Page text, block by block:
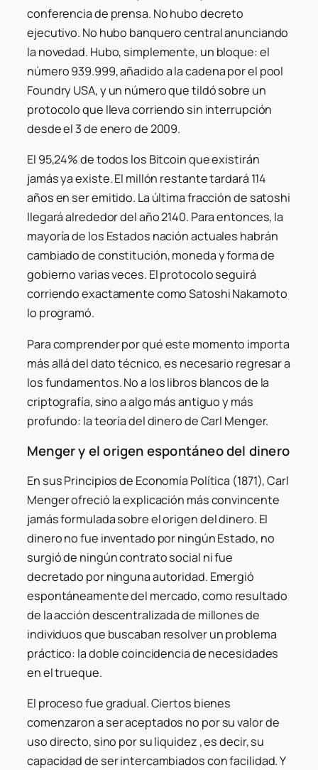
conferencia de prensa. No hubo decreto
ejecutivo. No hubo banquero central anunciando
la novedad. Hubo, simplemente, un bloque: el
número 939.999, añadido a la cadena por el pool
Foundry USA, y un número que tildó sobre un
protocolo que lleva corriendo sin interrupción
desde el 3 de enero de 2009.
El 95,24% de todos los Bitcoin que existirán
jamás ya existe. El millón restante tardará 114
años en ser emitido. La última fracción de satoshi
llegará alrededor del año 2140. Para entonces, la
mayoría de los Estados nación actuales habrán
cambiado de constitución, moneda y forma de
gobierno varias veces. El protocolo seguirá
corriendo exactamente como Satoshi Nakamoto
lo programó.
Para comprender por qué este momento importa
más allá del dato técnico, es necesario regresar a
los fundamentos. No a los libros blancos de la
criptografía, sino a algo más antiguo y más
profundo: la teoría del dinero de Carl Menger.
Menger y el origen espontáneo del dinero
En sus Principios de Economía Política (1871), Carl
Menger ofreció la explicación más convincente
jamás formulada sobre el origen del dinero. El
dinero no fue inventado por ningún Estado, no
surgió de ningún contrato social ni fue
decretado por ninguna autoridad. Emergió
espontáneamente del mercado, como resultado
de la acción descentralizada de millones de
individuos que buscaban resolver un problema
práctico: la doble coincidencia de necesidades
en el trueque.
El proceso fue gradual. Ciertos bienes
comenzaron a ser aceptados no por su valor de
uso directo, sino por su liquidez , es decir, su
capacidad de ser intercambiados con facilidad. Y